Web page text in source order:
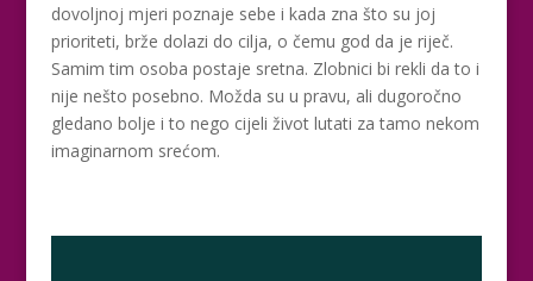
dovoljnoj mjeri poznaje sebe i kada zna što su joj
prioriteti, brže dolazi do cilja, o čemu god da je riječ.
Samim tim osoba postaje sretna. Zlobnici bi rekli da to i
nije nešto posebno. Možda su u pravu, ali dugoročno
gledano bolje i to nego cijeli život lutati za tamo nekom
imaginarnom srećom.